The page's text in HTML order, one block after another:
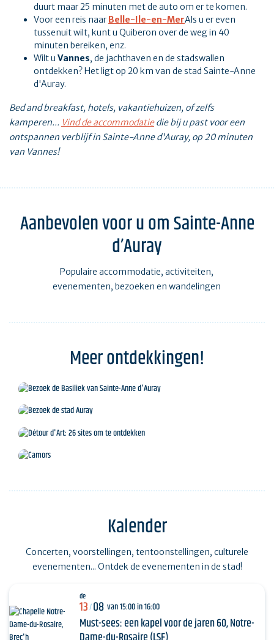
duurt maar 25 minuten met de auto om er te komen.
Voor een reis naar Belle-Ile-en-MerAls u er even
tussenuit wilt, kunt u Quiberon over de weg in 40
minuten bereiken, enz.
Wilt u Vannes, de jachthaven en de stadswallen
ontdekken? Het ligt op 20 km van de stad Sainte-Anne
d'Auray.
Bed and breakfast, hotels, vakantiehuizen, of zelfs
kamperen... Vind de accommodatiedie bij u past voor een
ontspannen verblijf in Sainte-Anne d'Auray, op 20 minuten
van Vannes!
Aanbevolen voor u om Sainte-Anne
d’Auray
Populaire accommodatie, activiteiten,
evenementen, bezoeken en wandelingen
Meer ontdekkingen!
Bezoek de Basiliek van Sainte-Anne d'Auray
Bezoek de stad Auray
Kalender
Concerten, voorstellingen, tentoonstellingen, culturele
evenementen... Ontdek de evenementen in de stad!
de
13/08 van 15:00 in 16:00
Must-sees: een kapel voor de jaren 60, Notre-